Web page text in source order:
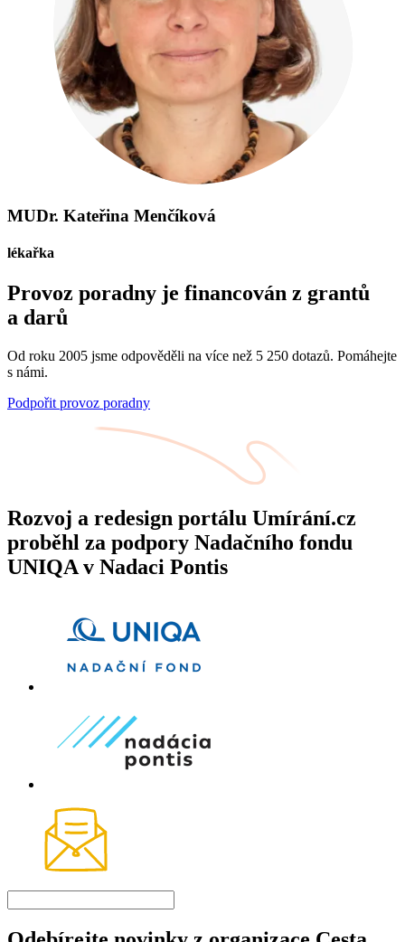
MUDr. Kateřina Menčíková
lékařka
Provoz poradny je financován z grantů
a darů
Od roku 2005 jsme odpověděli na více než 5 250 dotazů. Pomáhejte
s námi.
Podpořit provoz poradny
Rozvoj a redesign portálu Umírání.cz
proběhl za podpory Nadačního fondu
UNIQA v Nadaci Pontis